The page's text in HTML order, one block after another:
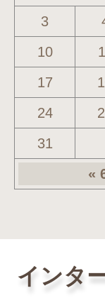
«
3
10
17
24
31
インタ